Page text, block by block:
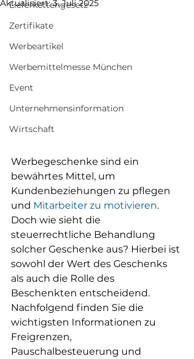
Lieferkettengesetz
Zertifikate
Werbeartikel
Werbemittelmesse München
Event
Unternehmensinformation
Wirtschaft
Aktualisiert:3. Juli 2025
Werbegeschenke sind ein
bewährtes Mittel, um
Kundenbeziehungen zu pflegen
und Mitarbeiter zu motivieren.
Doch wie sieht die
steuerrechtliche Behandlung
solcher Geschenke aus? Hierbei ist
sowohl der Wert des Geschenks
als auch die Rolle des
Beschenkten entscheidend.
Nachfolgend finden Sie die
wichtigsten Informationen zu
Freigrenzen,
Pauschalbesteuerung und